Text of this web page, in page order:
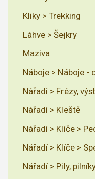
Kliky > Trekking
Láhve > Šejkry
Maziva
Náboje > Náboje -
Nářadí > Frézy,
Nářadí > Kleště
Nářadí > Klíče >
Nářadí > Klíče >
Nářadí > Pily,